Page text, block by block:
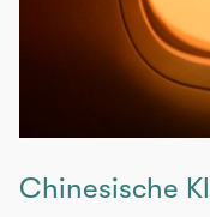
Chinesische